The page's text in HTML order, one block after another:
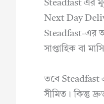
Steadfast এর
Next Day
Steadfast-এর
সাপ্তাহিক বা
তবে Steadfast
সীমিত। কিন্তু